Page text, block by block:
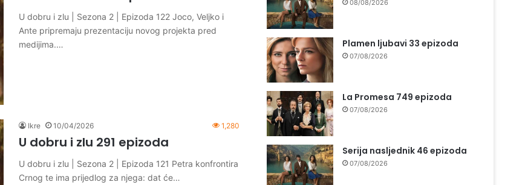
U dobru i zlu | Sezona 2 | Epizoda 122 Joco, Veljko i
Ante pripremaju prezentaciju novog projekta pred
medijima.…
Ikre 10/04/2026 1,280
U dobru i zlu 291 epizoda
U dobru i zlu | Sezona 2 | Epizoda 121 Petra konfrontira
Crnog te ima prijedlog za njega: dat će…
08/08/2026
Plamen ljubavi 33 epizoda
07/08/2026
La Promesa 749 epizoda
07/08/2026
Serija nasljednik 46 epizoda
07/08/2026